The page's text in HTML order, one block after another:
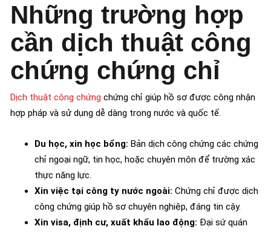
Những trường hợp
cần dịch thuật công
chứng chứng chỉ
Dịch thuật công chứng chứng chỉ giúp hồ sơ được công nhận
hợp pháp và sử dụng dễ dàng trong nước và quốc tế.
Du học, xin học bổng: Bản dịch công chứng các chứng
chỉ ngoại ngữ, tin học, hoặc chuyên môn để trường xác
thực năng lực.
Xin việc tại công ty nước ngoài: Chứng chỉ được dịch
công chứng giúp hồ sơ chuyên nghiệp, đáng tin cậy.
Xin visa, định cư, xuất khẩu lao động: Đại sứ quán